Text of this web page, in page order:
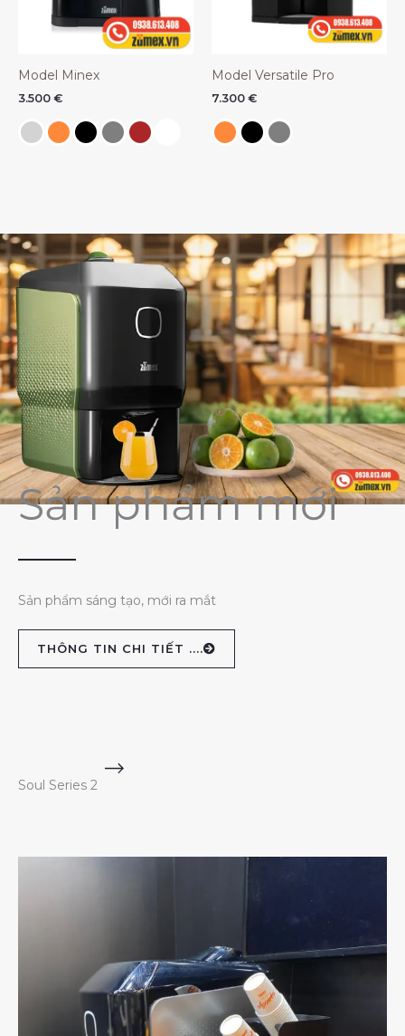
Model Minex
3.500 €
Model Versatile Pro
7.300 €
Sản phẩm mới
Sản phẩm sáng tạo, mới ra mắt
THÔNG TIN CHI TIẾT ....
Soul Series 2